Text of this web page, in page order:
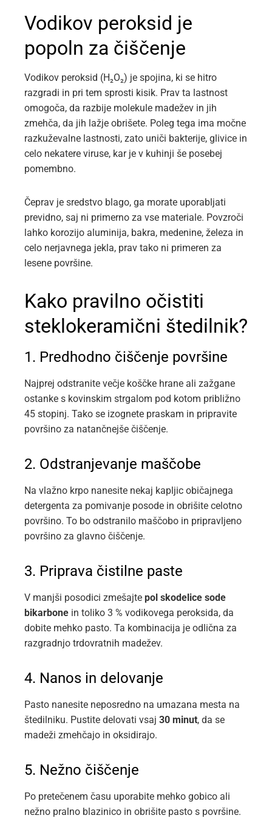
Vodikov peroksid je
popoln za čiščenje
Vodikov peroksid (H₂O₂) je spojina, ki se hitro
razgradi in pri tem sprosti kisik. Prav ta lastnost
omogoča, da razbije molekule madežev in jih
zmehča, da jih lažje obrišete. Poleg tega ima močne
razkuževalne lastnosti, zato uniči bakterije, glivice in
celo nekatere viruse, kar je v kuhinji še posebej
pomembno.
Čeprav je sredstvo blago, ga morate uporabljati
previdno, saj ni primerno za vse materiale. Povzroči
lahko korozijo aluminija, bakra, medenine, železa in
celo nerjavnega jekla, prav tako ni primeren za
lesene površine.
Kako pravilno očistiti
steklokeramični štedilnik?
1. Predhodno čiščenje površine
Najprej odstranite večje koščke hrane ali zažgane
ostanke s kovinskim strgalom pod kotom približno
45 stopinj. Tako se izognete praskam in pripravite
površino za natančnejše čiščenje.
2. Odstranjevanje maščobe
Na vlažno krpo nanesite nekaj kapljic običajnega
detergenta za pomivanje posode in obrišite celotno
površino. To bo odstranilo maščobo in pripravljeno
površino za glavno čiščenje.
3. Priprava čistilne paste
V manjši posodici zmešajte pol skodelice sode
bikarbone in toliko 3 % vodikovega peroksida, da
dobite mehko pasto. Ta kombinacija je odlična za
razgradnjo trdovratnih madežev.
4. Nanos in delovanje
Pasto nanesite neposredno na umazana mesta na
štedilniku. Pustite delovati vsaj 30 minut, da se
madeži zmehčajo in oksidirajo.
5. Nežno čiščenje
Po pretečenem času uporabite mehko gobico ali
nežno pralno blazinico in obrišite pasto s površine.